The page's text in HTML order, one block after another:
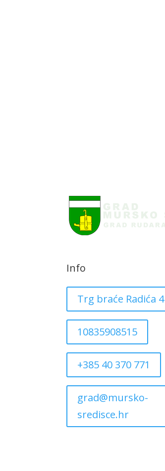
Info
Trg braće Radića 4
10835908515
+385 40 370 771
grad@mursko-
sredisce.hr